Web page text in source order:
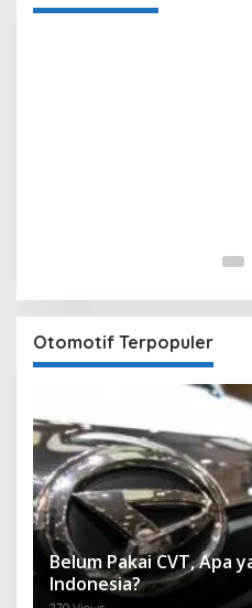
Otomotif Terpopuler
Belum Pakai CVT, Apa
Indonesia?